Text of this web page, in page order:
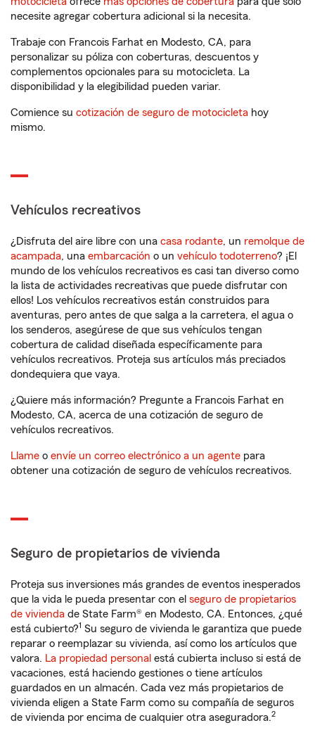
necesite agregar cobertura adicional si la necesita.
Trabaje con Francois Farhat en Modesto, CA, para
personalizar su póliza con coberturas, descuentos y
complementos opcionales para su motocicleta. La
disponibilidad y la elegibilidad pueden variar.
Comience su cotización de seguro de motocicleta hoy
mismo.
Vehículos recreativos
¿Disfruta del aire libre con una casa rodante, un remolque de
acampada, una embarcación o un vehículo todoterreno? ¡El
mundo de los vehículos recreativos es casi tan diverso como
la lista de actividades recreativas que puede disfrutar con
ellos! Los vehículos recreativos están construidos para
aventuras, pero antes de que salga a la carretera, el agua o
los senderos, asegúrese de que sus vehículos tengan
cobertura de calidad diseñada específicamente para
vehículos recreativos. Proteja sus artículos más preciados
dondequiera que vaya.
¿Quiere más información? Pregunte a Francois Farhat en
Modesto, CA, acerca de una cotización de seguro de
vehículos recreativos.
Llame o envíe un correo electrónico a un agente para
obtener una cotización de seguro de vehículos recreativos.
Seguro de propietarios de vivienda
Proteja sus inversiones más grandes de eventos inesperados
que la vida le pueda presentar con el seguro de propietarios
de vivienda de State Farm® en Modesto, CA. Entonces, ¿qué
está cubierto?1 Su seguro de vivienda le garantiza que puede
reparar o reemplazar su vivienda, así como los artículos que
valora. La propiedad personal está cubierta incluso si está de
vacaciones, está haciendo gestiones o tiene artículos
guardados en un almacén. Cada vez más propietarios de
vivienda eligen a State Farm como su compañía de seguros
de vivienda por encima de cualquier otra aseguradora.2